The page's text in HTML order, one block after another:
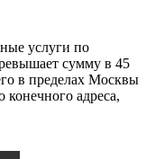
услуги по
сумму в 45
в пределах Москвы
адреса,